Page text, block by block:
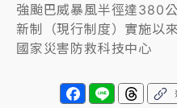
強颱巴威暴風半徑達380
新制（現行制度）實施以
國家災害防救科技中心